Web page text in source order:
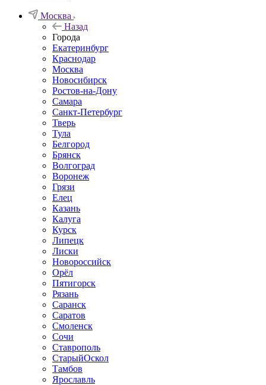
Москва
Назад
Города
Екатеринбург
Краснодар
Москва
Новосибирск
Ростов-на-Дону
Самара
Санкт-Петербург
Тверь
Тула
Белгород
Брянск
Волгоград
Воронеж
Грязи
Елец
Казань
Калуга
Курск
Липецк
Лиски
Новороссийск
Орёл
Пятигорск
Рязань
Саранск
Саратов
Смоленск
Сочи
Ставрополь
СтарыйОскол
Тамбов
Ярославль